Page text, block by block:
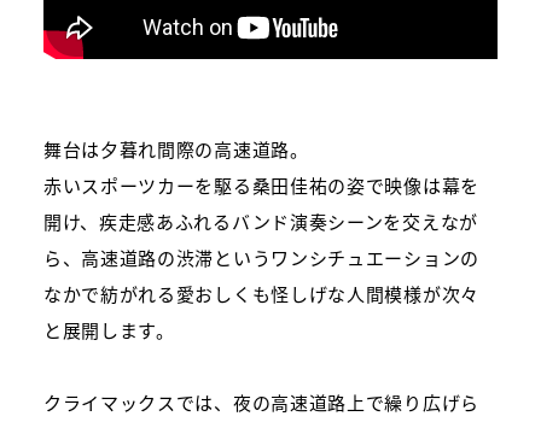
舞台は夕暮れ間際の高速道路。
赤いスポーツカーを駆る桑田佳祐の姿で映像は幕を
開け、疾走感あふれるバンド演奏シーンを交えなが
ら、高速道路の渋滞というワンシチュエーションの
なかで紡がれる愛おしくも怪しげな人間模様が次々
と展開します。
クライマックスでは、夜の高速道路上で繰り広げら